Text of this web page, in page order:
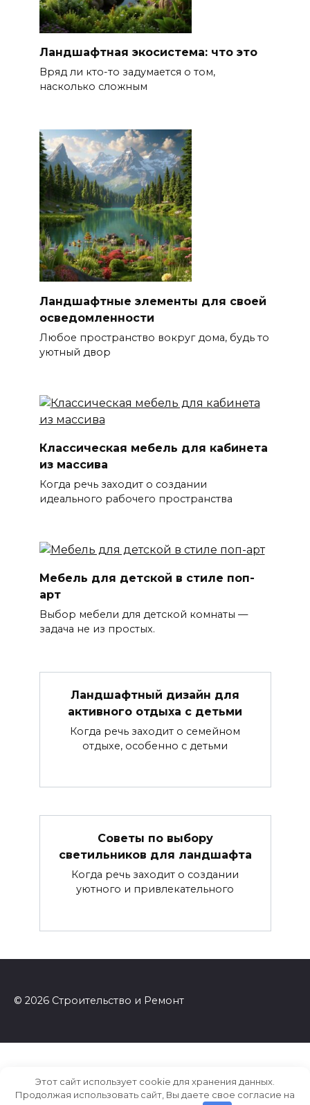
Ландшафтная экосистема: что это
Вряд ли кто-то задумается о том,
насколько сложным
Ландшафтные элементы для своей
осведомленности
Любое пространство вокруг дома, будь то
уютный двор
Классическая мебель для кабинета
из массива
Когда речь заходит о создании
идеального рабочего пространства
Мебель для детской в стиле поп-
арт
Выбор мебели для детской комнаты —
задача не из простых.
Ландшафтный дизайн для
активного отдыха с детьми
Когда речь заходит о семейном
отдыхе, особенно с детьми
Советы по выбору
светильников для ландшафта
Когда речь заходит о создании
уютного и привлекательного
© 2026 Строительство и Ремонт
Этот сайт использует cookie для хранения данных.
Продолжая использовать сайт, Вы даете свое согласие на